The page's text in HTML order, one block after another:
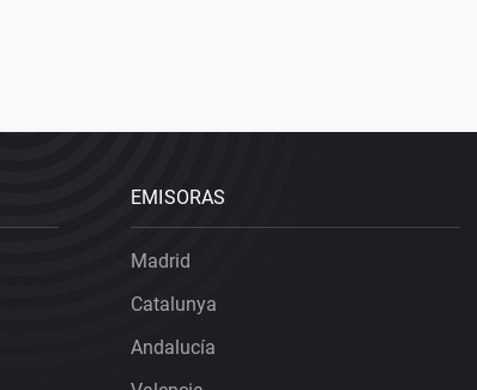
EMISORAS
Madrid
Catalunya
Andalucía